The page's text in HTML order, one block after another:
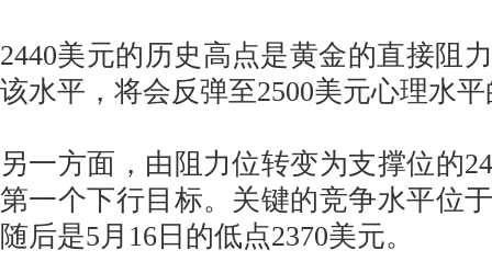
2440美元的历史高点是黄金的直接阻
该水平，将会反弹至2500美元心理水
另一方面，由阻力位转变为支撑位的
第一个下行目标。关键的竞争水平位
随后是5月16日的低点2370美元。